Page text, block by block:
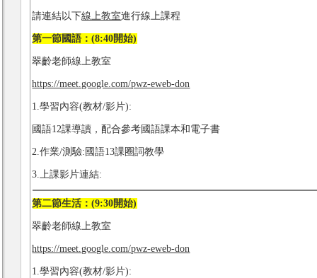
請連結以下線上教室進行線上課程
第一節國語：(8:40開始)
翠齡老師線上教室
https://meet.google.com/pwz-eweb-don
1.學習內容(教材/影片):
國語12課導讀，配合參考國語課本和電子書
2.作業/測驗:國語13課圈詞教學
3.上課影片連結:
第二節生活：(9:30開始)
翠齡老師線上教室
https://meet.google.com/pwz-eweb-don
1.學習內容(教材/影片):